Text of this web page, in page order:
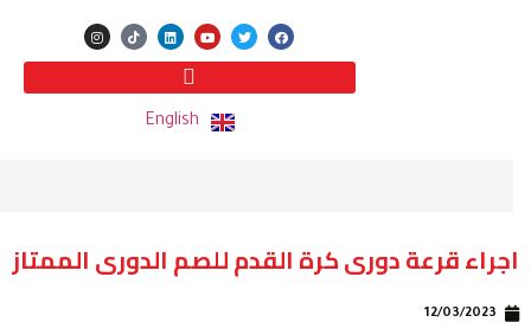
English
اجراء قرعة دورى كرة القدم للصم الدورى الممتاز
12/03/2023